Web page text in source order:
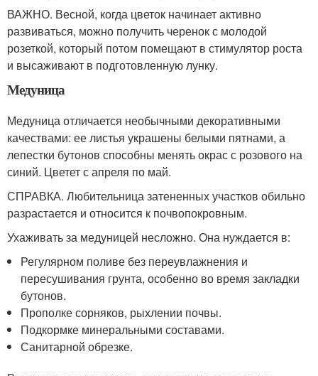
ВАЖНО. Весной, когда цветок начинает активно
развиваться, можно получить черенок с молодой
розеткой, который потом помещают в стимулятор роста
и высаживают в подготовленную лунку.
Медуница
Медуница отличается необычными декоративными
качествами: ее листья украшены белыми пятнами, а
лепестки бутонов способны менять окрас с розового на
синий. Цветет с апреля по май.
СПРАВКА. Любительница затененных участков обильно
разрастается и относится к почвопокровным.
Ухаживать за медуницей несложно. Она нуждается в:
Регулярном поливе без переувлажнения и
пересушивания грунта, особенно во время закладки
бутонов.
Прополке сорняков, рыхлении почвы.
Подкормке минеральными составами.
Санитарной обрезке.